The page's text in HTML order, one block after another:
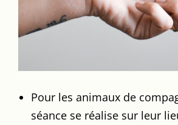
Pour les animaux de
séance se réalise sur leur